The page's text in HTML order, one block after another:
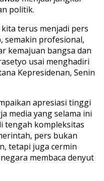
politik.
terus menjadi pers
semakin profesional,
kemajuan bangsa dan
usai menghadiri
Kepresidenan, Senin
apresiasi tinggi
media yang selama ini
tengah kompleksitas
pers bukan
tetapi juga cermin
membaca denyut